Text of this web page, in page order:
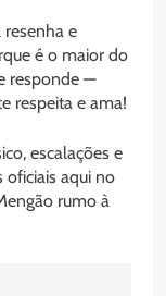
resenha e
é o maior do
responde —
respeita e ama!
escalações e
oficiais aqui no
rumo à